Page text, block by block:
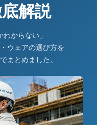
解説
からない」
ウェアの選び方を
でまとめました。